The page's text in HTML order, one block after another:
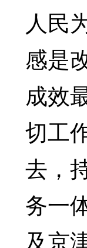
人民
感是
成效
切工
去，
务一
及京